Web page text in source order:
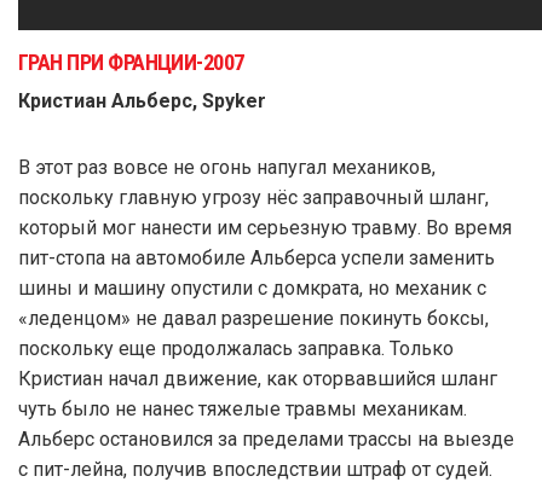
ГРАН ПРИ ФРАНЦИИ-2007
Кристиан Альберс, Spyker
В этот раз вовсе не огонь напугал механиков,
поскольку главную угрозу нёс заправочный шланг,
который мог нанести им серьезную травму. Во время
пит-стопа на автомобиле Альберса успели заменить
шины и машину опустили с домкрата, но механик с
«леденцом» не давал разрешение покинуть боксы,
поскольку еще продолжалась заправка. Только
Кристиан начал движение, как оторвавшийся шланг
чуть было не нанес тяжелые травмы механикам.
Альберс остановился за пределами трассы на выезде
с пит-лейна, получив впоследствии штраф от судей.